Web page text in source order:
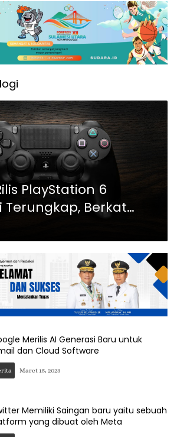
PlayStation 6
Terungkap, Berkat
Merilis AI Generasi Baru untuk
dan Cloud Software
Maret 15, 2023
Memiliki Saingan baru yaitu sebuah
yang dibuat oleh Meta